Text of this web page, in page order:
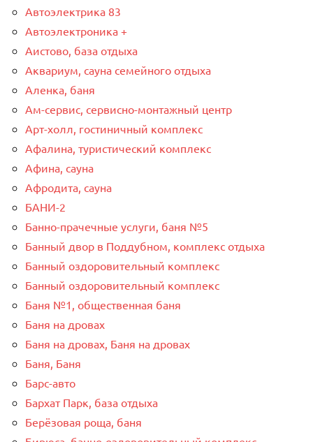
Автоэлектрика 83
Автоэлектроника +
Аистово, база отдыха
Аквариум, сауна семейного отдыха
Аленка, баня
Ам-сервис, сервисно-монтажный центр
Арт-холл, гостиничный комплекс
Афалина, туристический комплекс
Афина, сауна
Афродита, сауна
БАНИ-2
Банно-прачечные услуги, баня №5
Банный двор в Поддубном, комплекс отдыха
Банный оздоровительный комплекс
Банный оздоровительный комплекс
Баня №1, общественная баня
Баня на дровах
Баня на дровах, Баня на дровах
Баня, Баня
Барс-авто
Бархат Парк, база отдыха
Берёзовая роща, баня